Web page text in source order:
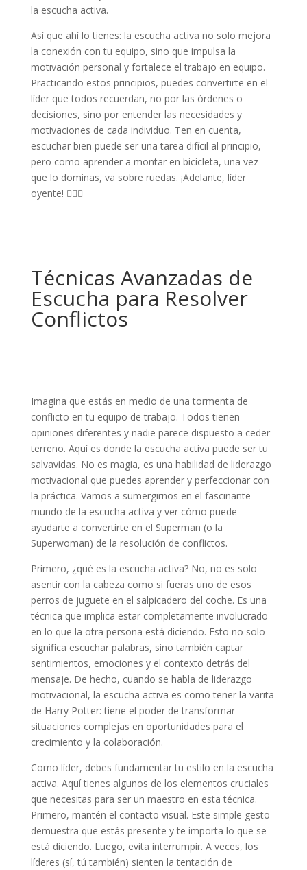
la escucha activa.
Así que ahí lo tienes: la escucha activa no solo mejora
la conexión con tu equipo, sino que impulsa la
motivación personal y fortalece el trabajo en equipo.
Practicando estos principios, puedes convertirte en el
líder que todos recuerdan, no por las órdenes o
decisiones, sino por entender las necesidades y
motivaciones de cada individuo. Ten en cuenta,
escuchar bien puede ser una tarea difícil al principio,
pero como aprender a montar en bicicleta, una vez
que lo dominas, va sobre ruedas. ¡Adelante, líder
oyente! 🚴‍♀️✨
Técnicas Avanzadas de
Escucha para Resolver
Conflictos
Imagina que estás en medio de una tormenta de
conflicto en tu equipo de trabajo. Todos tienen
opiniones diferentes y nadie parece dispuesto a ceder
terreno. Aquí es donde la escucha activa puede ser tu
salvavidas. No es magia, es una habilidad de liderazgo
motivacional que puedes aprender y perfeccionar con
la práctica. Vamos a sumergirnos en el fascinante
mundo de la escucha activa y ver cómo puede
ayudarte a convertirte en el Superman (o la
Superwoman) de la resolución de conflictos.
Primero, ¿qué es la escucha activa? No, no es solo
asentir con la cabeza como si fueras uno de esos
perros de juguete en el salpicadero del coche. Es una
técnica que implica estar completamente involucrado
en lo que la otra persona está diciendo. Esto no solo
significa escuchar palabras, sino también captar
sentimientos, emociones y el contexto detrás del
mensaje. De hecho, cuando se habla de liderazgo
motivacional, la escucha activa es como tener la varita
de Harry Potter: tiene el poder de transformar
situaciones complejas en oportunidades para el
crecimiento y la colaboración.
Como líder, debes fundamentar tu estilo en la escucha
activa. Aquí tienes algunos de los elementos cruciales
que necesitas para ser un maestro en esta técnica.
Primero, mantén el contacto visual. Este simple gesto
demuestra que estás presente y te importa lo que se
está diciendo. Luego, evita interrumpir. A veces, los
líderes (sí, tú también) sienten la tentación de